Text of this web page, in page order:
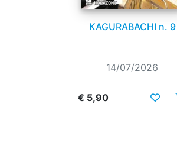
KAGURABACHI n. 9
14/07/2026
€ 5,90